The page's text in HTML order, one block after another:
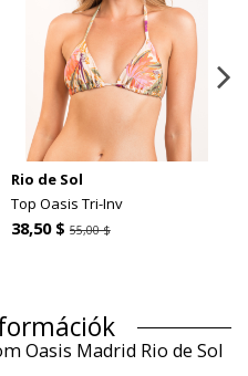
Rio de Sol
Top Oasis Tri-Inv
38,50 $ 55,00 $
Oasis Madrid Rio de Sol